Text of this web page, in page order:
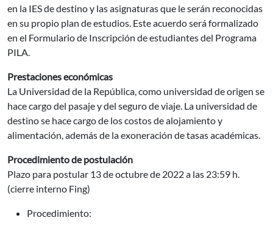
en la IES de destino y las asignaturas que le serán reconocidas
en su propio plan de estudios. Este acuerdo será formalizado
en el Formulario de Inscripción de estudiantes del Programa
PILA.
Prestaciones económicas
La Universidad de la República, como universidad de origen se
hace cargo del pasaje y del seguro de viaje. La universidad de
destino se hace cargo de los costos de alojamiento y
alimentación, además de la exoneración de tasas académicas.
Procedimiento de postulación
Plazo para postular 13 de octubre de 2022 a las 23:59 h.
(cierre interno Fing)
Procedimiento: